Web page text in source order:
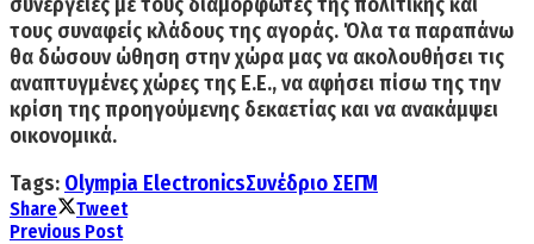
τους συναφείς κλάδους της αγοράς. Όλα τα παραπάνω
θα δώσουν ώθηση στην χώρα μας να ακολουθήσει τις
αναπτυγμένες χώρες της Ε.Ε., να αφήσει πίσω της την
κρίση της προηγούμενης δεκαετίας και να ανακάμψει
οικονομικά.
Tags: Olympia ElectronicsΣυνέδριο ΣΕΓΜ
Share
Tweet
Previous Post